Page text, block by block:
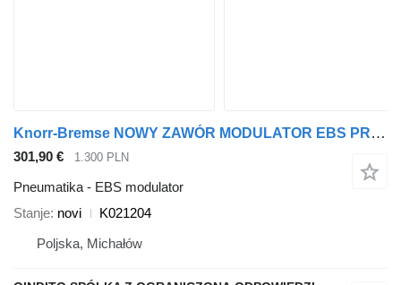
Knorr-Bremse NOWY ZAWÓR MODULATOR EBS PRZÓD MAN TGS TGX TGM TGA K021204 EBS modulator za MAN TGS TGX TGM TGA tegljača
301,90 € 1.300 PLN
Pneumatika - EBS modulator
Stanje novi
K021204
Poljska, Michałów